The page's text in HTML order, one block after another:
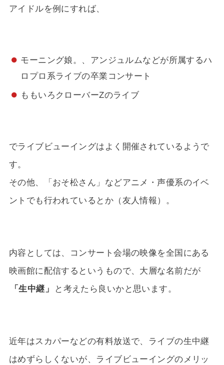
アイドルを例にすれば、
モーニング娘。、アンジュルムなどが所属するハ
ロプロ系ライブの卒業コンサート
ももいろクローバーZのライブ
でライブビューイングはよく開催されているようで
す。
その他、「おそ松さん」などアニメ・声優系のイベ
ントでも行われているとか（友人情報）。
内容としては、コンサート会場の映像を全国にある
映画館に配信するというもので、大層な名前だが
「生中継」
と考えたら良いかと思います。
近年はスカパーなどの有料放送で、ライブの生中継
はめずらしくないが、ライブビューイングのメリッ